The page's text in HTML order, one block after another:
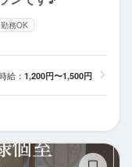
務OK
給： 1,200円〜1,500円